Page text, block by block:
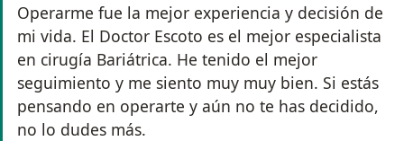
Operarme fue la mejor experiencia y decisión de
mi vida. El Doctor Escoto es el mejor especialista
en cirugía Bariátrica. He tenido el mejor
seguimiento y me siento muy muy bien. Si estás
pensando en operarte y aún no te has decidido,
no lo dudes más.